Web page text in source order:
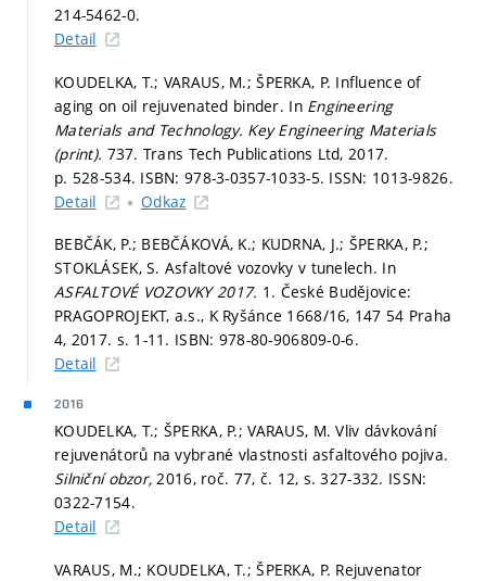
214-5462-0.
Detail
KOUDELKA, T.; VARAUS, M.; ŠPERKA, P. Influence of
aging on oil rejuvenated binder. In Engineering
Materials and Technology. Key Engineering Materials
(print). 737. Trans Tech Publications Ltd, 2017.
p. 528-534. ISBN: 978-3-0357-1033-5. ISSN: 1013-9826.
Detail
Odkaz
BEBČÁK, P.; BEBČÁKOVÁ, K.; KUDRNA, J.; ŠPERKA, P.;
STOKLÁSEK, S. Asfaltové vozovky v tunelech. In
ASFALTOVÉ VOZOVKY 2017. 1. České Budějovice:
PRAGOPROJEKT, a.s., K Ryšánce 1668/16, 147 54 Praha
4, 2017. s. 1-11. ISBN: 978-80-906809-0-6.
Detail
2016
KOUDELKA, T.; ŠPERKA, P.; VARAUS, M. Vliv dávkování
rejuvenátorů na vybrané vlastnosti asfaltového pojiva.
Silniční obzor,2016, roč. 77, č. 12, s. 327-332. ISSN:
0322-7154.
Detail
VARAUS, M.; KOUDELKA, T.; ŠPERKA, P. Rejuvenator